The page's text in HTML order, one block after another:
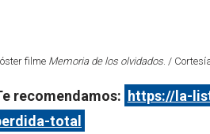
filme Memoria de los olvidados . /
recomendamos: https://la-
total